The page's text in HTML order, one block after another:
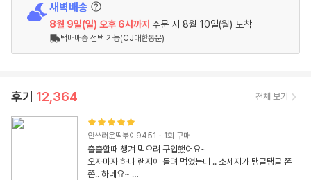
새벽배송
8월 9일(일) 오후 6시 까지 주문 시 8월 10일(월) 도착
택배배송 선택 가능(CJ대한통운)
후기 12,364 전체 보기
안쓰러운떡볶이9451 · 1회 구매
출출할때 챙겨 먹으려 구입했어요~
오자마자 하나 랜지에 돌려 먹었는데 .. 소세지가 탱글탱글 쫀
쫀.. 하네요~